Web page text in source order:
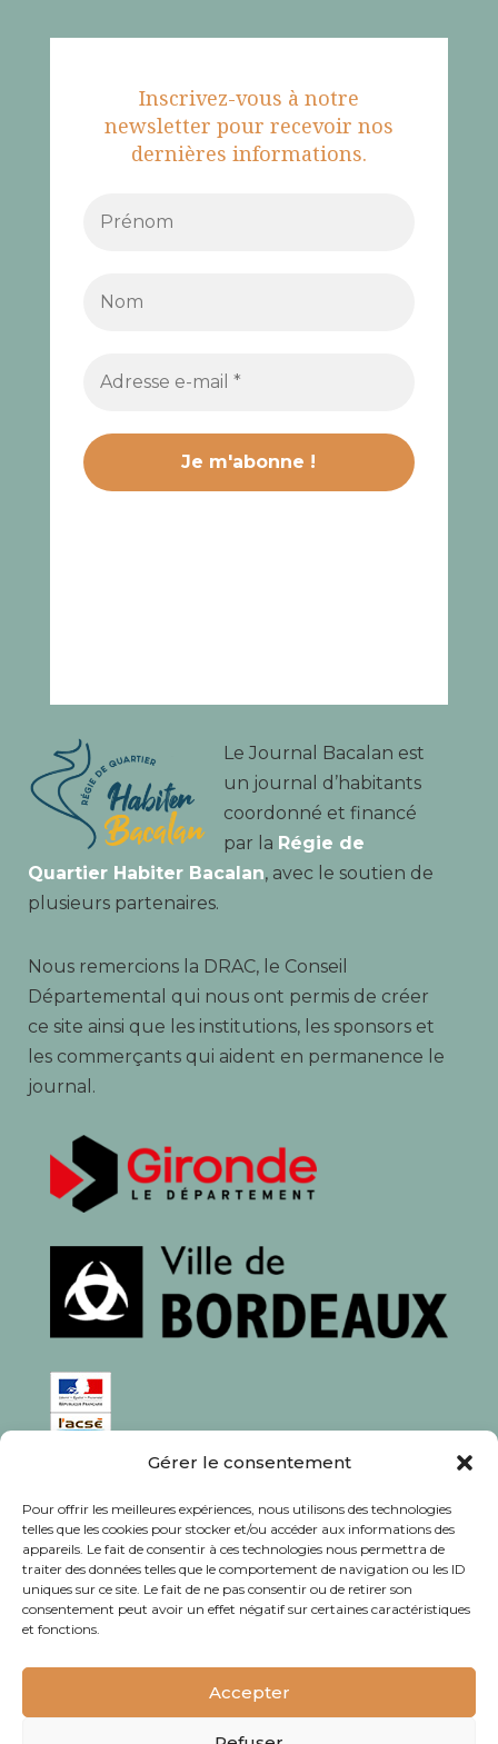
Gérer le consentement
Pour offrir les meilleures expériences, nous utilisons des technologies
telles que les cookies pour stocker et/ou accéder aux informations des
appareils. Le fait de consentir à ces technologies nous permettra de
traiter des données telles que le comportement de navigation ou les ID
uniques sur ce site. Le fait de ne pas consentir ou de retirer son
consentement peut avoir un effet négatif sur certaines caractéristiques
et fonctions.
Accepter
Inscrivez-vous à notre
newsletter pour recevoir nos
dernières informations.
Le Journal Bacalan est
un journal d’habitants
coordonné et financé
par la Régie de
Quartier Habiter Bacalan, avec le soutien de
plusieurs partenaires.
Nous remercions la DRAC, le Conseil
Départemental qui nous ont permis de créer
ce site ainsi que les institutions, les sponsors et
les commerçants qui aident en permanence le
journal.
Rédaction, photos et corrections : habitants et
associations du quartier
Mentions légales